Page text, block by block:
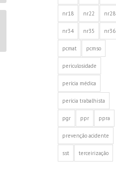
nr18 nr22 nr28
nr34 nr35 nr36
pcmat pcmso
periculosidade
perícia médica
perícia trabalhista
pgr ppr ppra
prevenção acidente
sst terceirização